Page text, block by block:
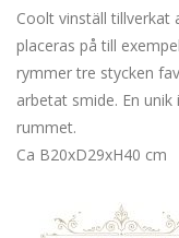
Coolt vinställ tillverkat
placeras på till
rymmer tre stycken
arbetat smide. En
rummet.
Ca B20xD29xH40 cm